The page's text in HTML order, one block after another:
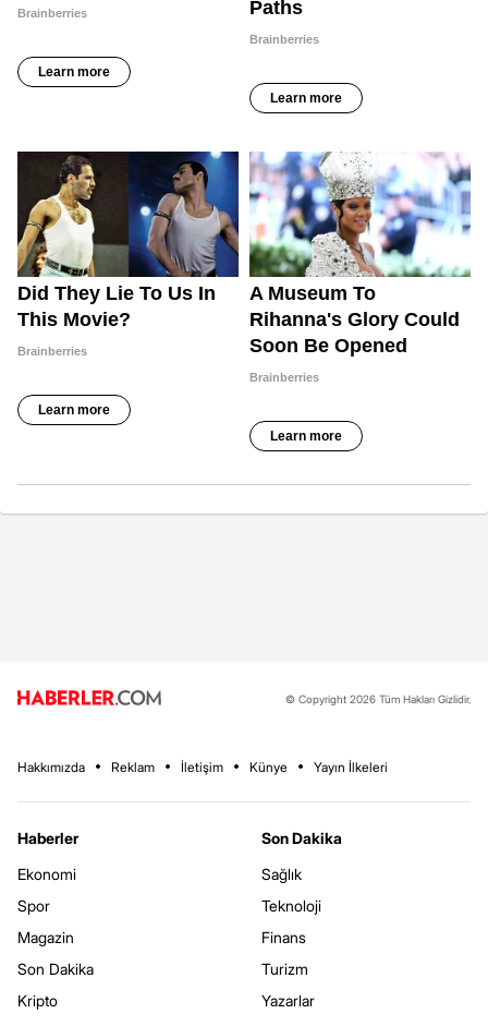
© Copyright 2026 Tüm Hakları Gizlidir.
Hakkımızda Reklam İletişim Künye Yayın İlkeleri
Haberler
Ekonomi
Spor
Magazin
Son Dakika
Kripto
Son Dakika
Sağlık
Teknoloji
Finans
Turizm
Yazarlar